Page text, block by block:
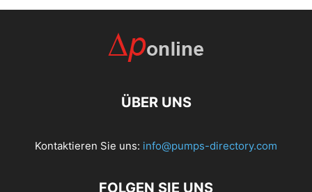
ÜBER UNS
Kontaktieren Sie uns: info@pumps-directory.com
FOLGEN SIE UNS